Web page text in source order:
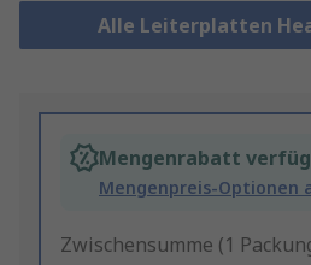
Alle Leiterplatten
Mengenrabatt
Mengenpreis-Optionen
Zwischensumme (1